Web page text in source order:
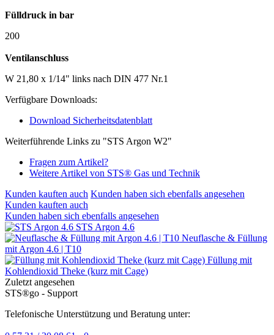
Fülldruck in bar
200
Ventilanschluss
W 21,80 x 1/14" links nach DIN 477 Nr.1
Verfügbare Downloads:
Download Sicherheitsdatenblatt
Weiterführende Links zu "STS Argon W2"
Fragen zum Artikel?
Weitere Artikel von STS® Gas und Technik
Kunden kauften auch Kunden haben sich ebenfalls angesehen
Kunden kauften auch
Kunden haben sich ebenfalls angesehen
STS Argon 4.6
Neuflasche & Füllung
mit Argon 4.6 | T10
Füllung mit
Kohlendioxid Theke (kurz mit Cage)
Zuletzt angesehen
STS®go - Support
Telefonische Unterstützung und Beratung unter: